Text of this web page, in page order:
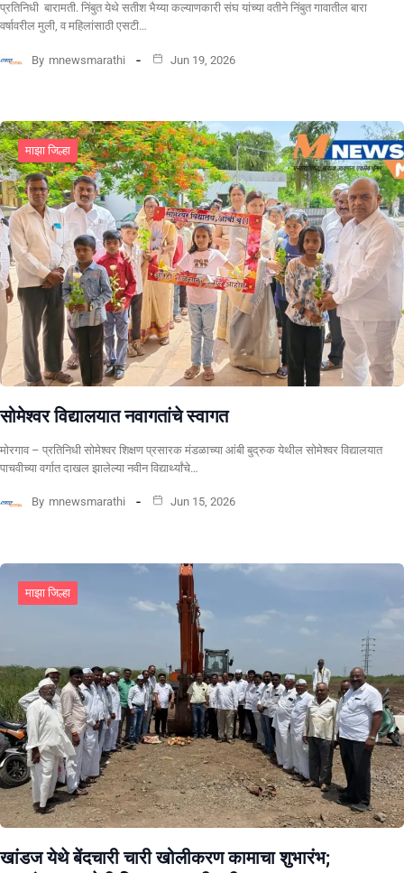
प्रतिनिधी बारामती. निंबुत येथे सतीश भैय्या कल्याणकारी संघ यांच्या वतीने निंबुत गावातील बारा
वर्षावरील मुली, व महिलांसाठी एसटी…
By mnewsmarathi Jun 19, 2026
माझा जिल्हा
सोमेश्वर विद्यालयात नवागतांचे स्वागत
मोरगाव – प्रतिनिधी सोमेश्वर शिक्षण प्रसारक मंडळाच्या आंबी बुद्रुक येथील सोमेश्वर विद्यालयात
पाचवीच्या वर्गात दाखल झालेल्या नवीन विद्यार्थ्यांचे…
By mnewsmarathi Jun 15, 2026
माझा जिल्हा
खांडज येथे बेंदचारी चारी खोलीकरण कामाचा शुभारंभ;